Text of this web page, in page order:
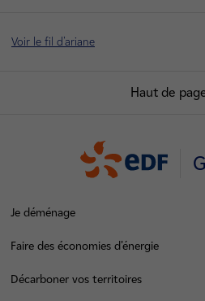
Voir le fil d'ariane
Haut de
Je déménage
Faire des économies d’énergie
Décarboner vos territoires